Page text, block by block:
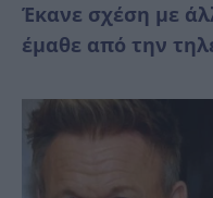
Έκανε σχέση με
έμαθε από την